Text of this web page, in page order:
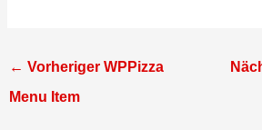
← Vorheriger WPPizza
Menu Item